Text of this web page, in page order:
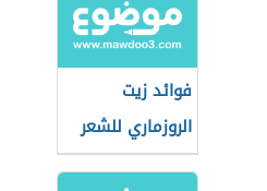
فوائد زيت
الروزماري للشعر